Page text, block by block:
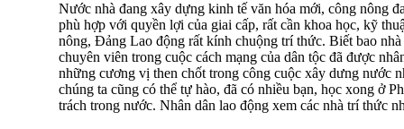
Nước nhà đang xây dựng kinh tế văn hóa mới, công nông
phù hợp với quyền lợi của giai cấp, rất cần khoa học, kỹ
nông, Đảng Lao động rất kính chuộng trí thức. Biết bao
chuyên viên trong cuộc cách mạng của dân tộc đã được
những cương vị then chốt trong công cuộc xây dưng nước
chúng ta cũng có thể tự hào, đã có nhiều bạn, học xong ở
trách trong nước. Nhân dân lao động xem các nhà trí thức